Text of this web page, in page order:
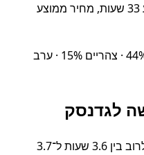
Toks (~0%), זמן ממוצע 33 שעות, מחיר ממוצע
שעות יציאה פופולריות: בוקר 44% · צהריים 15% · ערב
לגדנסק
משך ההסעה הפרטית נמשך לרוב בין 3.6 שעות ל־3.7